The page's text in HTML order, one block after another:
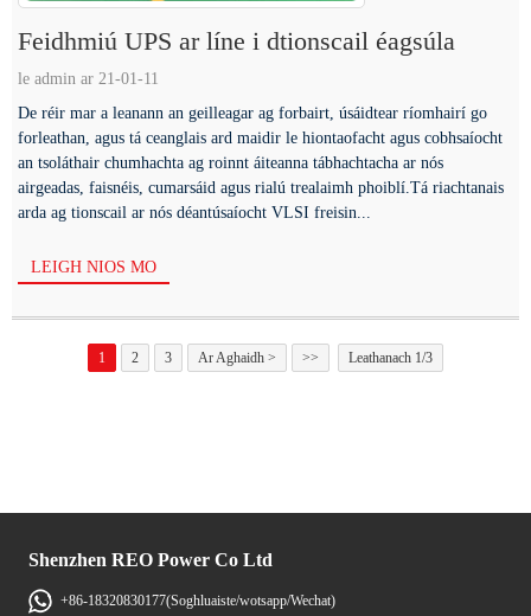
Feidhmiú UPS ar líne i dtionscail éagsúla
le admin ar 21-01-11
De réir mar a leanann an geilleagar ag forbairt, úsáidtear ríomhairí go
forleathan, agus tá ceanglais ard maidir le hiontaofacht agus cobhsaíocht
an tsoláthair chumhachta ag roinnt áiteanna tábhachtacha ar nós
airgeadas, faisnéis, cumarsáid agus rialú trealaimh phoiblí.Tá riachtanais
arda ag tionscail ar nós déantúsaíocht VLSI freisin...
LEIGH NIOS MO
1 2 3 Ar Aghaidh > >> Leathanach 1/3
Shenzhen REO Power Co Ltd
+86-18320830177(Soghluaiste/wotsapp/Wechat)